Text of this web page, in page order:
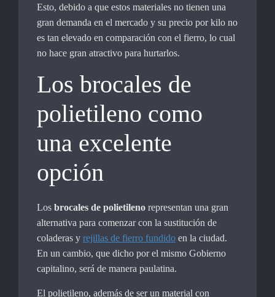
Esto, debido a que estos materiales no tienen una
gran demanda en el mercado y su precio por kilo no
es tan elevado en comparación con el fierro, lo cual
no hace gran atractivo para hurtarlos.
Los brocales de
polietileno como
una excelente
opción
Los brocales de polietileno representan una gran
alternativa para comenzar con la sustitución de
coladeras y rejillas de fierro fundido en la ciudad.
En un cambio, que dicho por el mismo Gobierno
capitalino, será de manera paulatina.
El polietileno, además de ser un material con